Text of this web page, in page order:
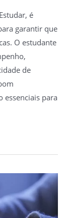
é
garantir que
O estudante
de
essenciais para